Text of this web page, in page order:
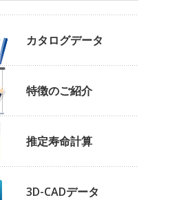
カタログデータ
特徴のご紹介
推定寿命計算
3D-CADデータ